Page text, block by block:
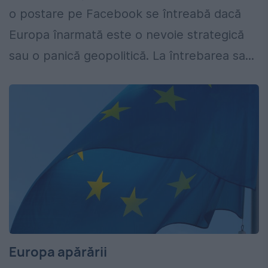
o postare pe Facebook se întreabă dacă
Europa înarmată este o nevoie strategică
sau o panică geopolitică. La întrebarea sa...
Europa apărării